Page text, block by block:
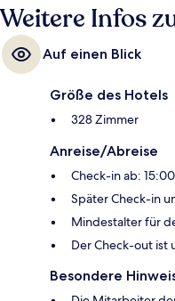
Weitere Infos
Auf einen Blick
Größe des Hotels
328 Zimmer
Anreise/Abreise
Check-in ab:
Später Check-in
Mindestalter für
Der Check-out ist
Besondere